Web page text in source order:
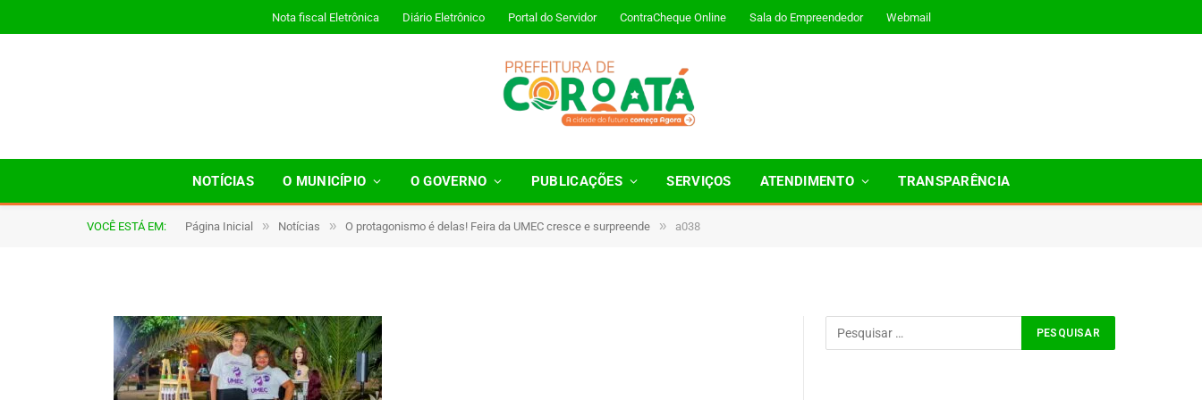
Nota fiscal Eletrônica Diário Eletrônico Portal do Servidor ContraCheque Online Sala do Empreendedor Webmail
NOTÍCIAS O MUNICÍPIO O GOVERNO PUBLICAÇÕES SERVIÇOS ATENDIMENTO TRANSPARÊNCIA
VOCÊ ESTÁ EM: Página Inicial » Notícias » O protagonismo é delas! Feira da UMEC cresce e surpreende » a038